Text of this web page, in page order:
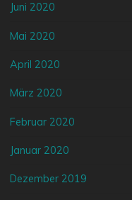
Juni 2020
Mai 2020
April 2020
März 2020
Februar 2020
Januar 2020
Dezember 2019